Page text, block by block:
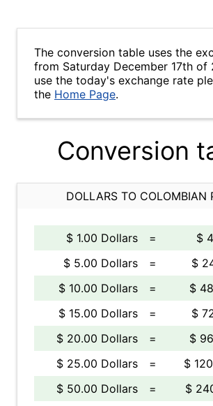
The conversion table uses the
from Saturday December 17th of
use the today's exchange rate
the Home Page.
Conversion
DOLLARS TO COLOMBIAN
$ 1.00 Dollars =
$
$ 5.00 Dollars
=
$
$ 10.00 Dollars
=
$
$ 15.00 Dollars
=
$
$ 20.00 Dollars
=
$
$ 25.00 Dollars
=
$
$ 50.00 Dollars
=
$